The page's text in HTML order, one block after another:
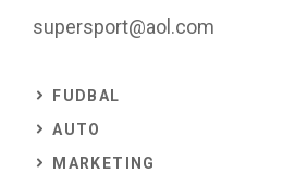
supersport@aol.com
FUDBAL
AUTO
MARKETING